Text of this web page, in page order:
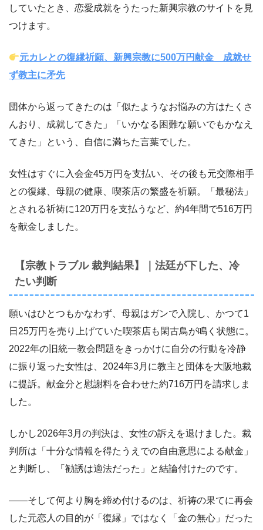
していたとき、恋愛成就をうたった新興宗教のサイトを見
つけます。
元カレとの復縁祈願、新興宗教に500万円献金 成就せ
ず教主に矛先
団体から返ってきたのは「似たようなお悩みの方はたくさ
んおり、成就してきた」「いかなる困難な願いでもかなえ
てきた」という、自信に満ちた言葉でした。
女性はすぐに入会金45万円を支払い、その後も元交際相手
との復縁、母親の健康、喫茶店の繁盛を祈願。「最秘法」
とされる祈祷に120万円を支払うなど、約4年間で516万円
を献金しました。
【宗教トラブル 裁判結果】｜法廷が下した、冷
たい判断
願いはひとつもかなわず、母親はガンで入院し、かつて1
日25万円を売り上げていた喫茶店も閑古鳥が鳴く状態に。
2022年の旧統一教会問題をきっかけに自分の行動を冷静
に振り返った女性は、2024年3月に教主と団体を大阪地裁
に提訴。献金分と慰謝料を合わせた約716万円を請求しま
した。
しかし2026年3月の判決は、女性の訴えを退けました。裁
判所は「十分な情報を得たうえでの自由意思による献金」
と判断し、「勧誘は適法だった」と結論付けたのです。
――そして何より胸を締め付けるのは、祈祷の果てに再会
した元恋人の目的が「復縁」ではなく「金の無心」だった